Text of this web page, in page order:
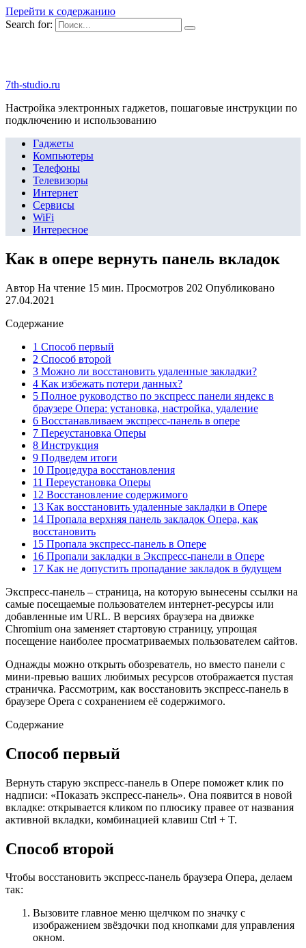
Перейти к содержанию
Search for:
7th-studio.ru
Настройка электронных гаджетов, пошаговые инструкции по
подключению и использованию
Гаджеты
Компьютеры
Телефоны
Телевизоры
Интернет
Сервисы
WiFi
Интересное
Как в опере вернуть панель вкладок
Автор На чтение 15 мин. Просмотров 202 Опубликовано
27.04.2021
Содержание
1 Способ первый
2 Способ второй
3 Можно ли восстановить удаленные закладки?
4 Как избежать потери данных?
5 Полное руководство по экспресс панели яндекс в
браузере Опера: установка, настройка, удаление
6 Восстанавливаем экспресс-панель в опере
7 Переустановка Оперы
8 Инструкция
9 Подведем итоги
10 Процедура восстановления
11 Переустановка Оперы
12 Восстановление содержимого
13 Как восстановить удаленные закладки в Опере
14 Пропала верхняя панель закладок Опера, как
восстановить
15 Пропала экспресс-панель в Опере
16 Пропали закладки в Экспресс-панели в Опере
17 Как не допустить пропадание закладок в будущем
Экспресс-панель – страница, на которую вынесены ссылки на
самые посещаемые пользователем интернет-ресурсы или
добавленные им URL. В версиях браузера на движке
Chromium она заменяет стартовую страницу, упрощая
посещение наиболее просматриваемых пользователем сайтов.
Однажды можно открыть обозреватель, но вместо панели с
мини-превью ваших любимых ресурсов отображается пустая
страничка. Рассмотрим, как восстановить экспресс-панель в
браузере Opera с сохранением её содержимого.
Содержание
Способ первый
Вернуть старую экспресс-панель в Опере поможет клик по
надписи: «Показать экспресс-панель». Она появится в новой
вкладке: открывается кликом по плюсику правее от названия
активной вкладки, комбинацией клавиш Ctrl + T.
Способ второй
Чтобы восстановить экспресс-панель браузера Опера, делаем
так:
Вызовите главное меню щелчком по значку с
изображением звёздочки под кнопками для управления
окном.